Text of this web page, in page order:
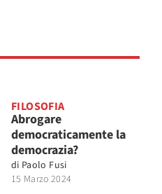
FILOSOFIA
Abrogare
democraticamente la
democrazia?
di Paolo Fusi
15 Marzo 2024